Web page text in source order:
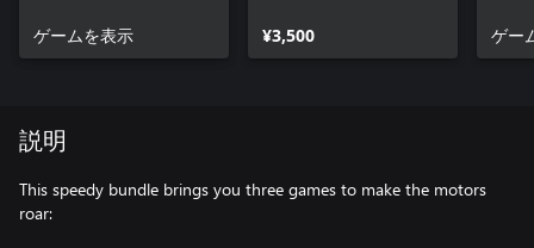
ゲームを表示 ¥3,500 ゲー
説明
This speedy bundle brings you three games to make the motors
roar: